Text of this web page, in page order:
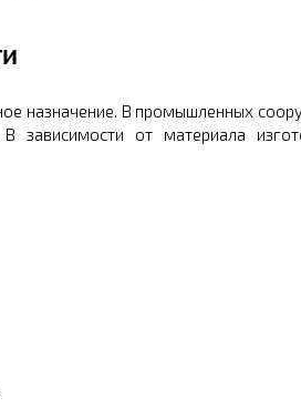
назначение. В промышленных
от материала